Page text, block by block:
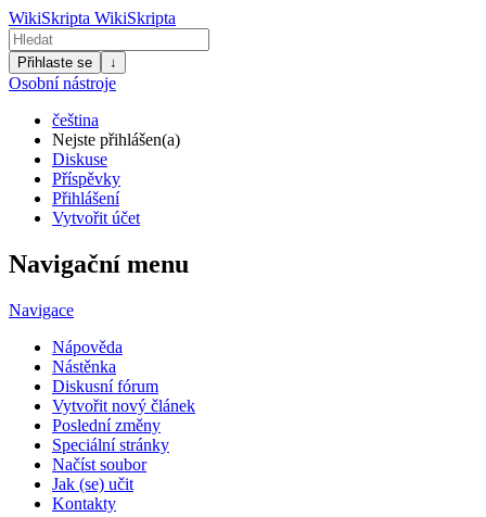
WikiSkripta WikiSkripta
Přihlaste se ↓
Osobní nástroje
čeština
Nejste přihlášen(a)
Diskuse
Příspěvky
Přihlášení
Vytvořit účet
Navigační menu
Navigace
Nápověda
Nástěnka
Diskusní fórum
Vytvořit nový článek
Poslední změny
Speciální stránky
Načíst soubor
Jak (se) učit
Kontakty